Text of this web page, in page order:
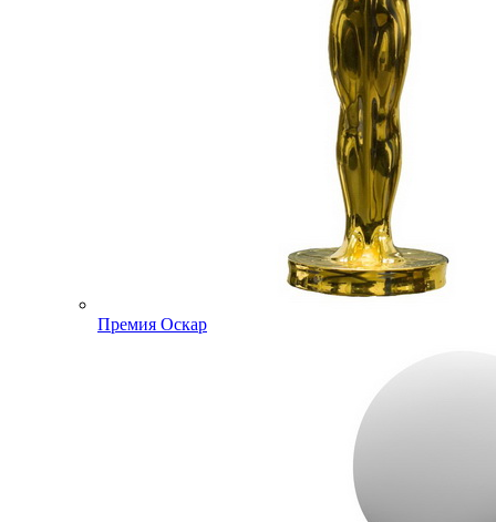
Премия Оскар